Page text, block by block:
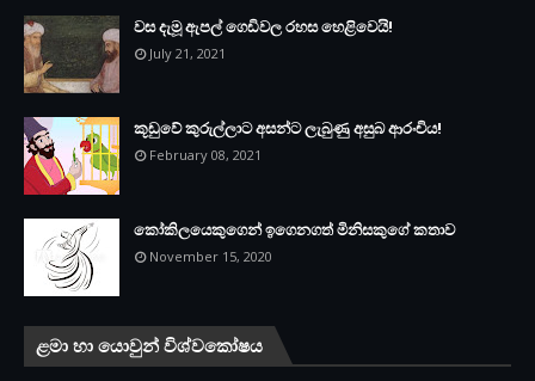
වස දැමූ ඇපල් ගෙඩිවල රහස හෙළිවෙයි!
July 21, 2021
කූඩුවේ කුරුල්ලාට අසන්ට ලැබුණු අසුබ ආරංචිය!
February 08, 2021
කෝකිලයෙකුගෙන් ඉගෙනගත් මිනිසකුගේ කතාව
November 15, 2020
ළමා හා යොවුන් විශ්වකෝෂය